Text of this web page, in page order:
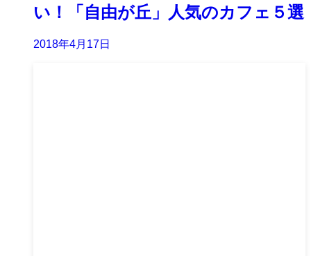
い！「自由が丘」人気のカフェ５選
2018年4月17日